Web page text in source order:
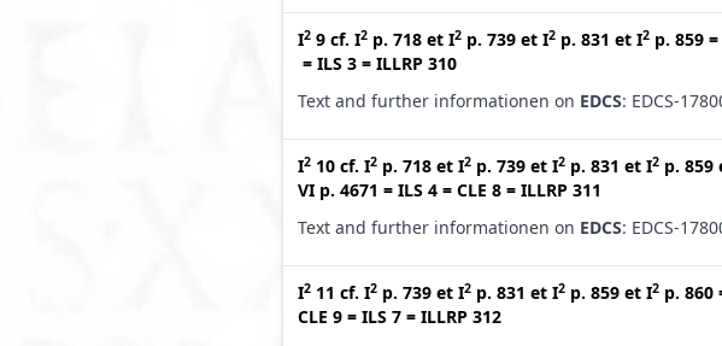
I2 9 cf. I2 p. 718 et I2 p. 739 et I2 p. 831 et I2 p. 859 =
= ILS 3 = ILLRP 310
Text and further informationen on EDCS: EDCS-
I2 10 cf. I2 p. 718 et I2 p. 739 et I2 p. 831 et I2 p. 859
VI p. 4671 = ILS 4 = CLE 8 = ILLRP 311
Text and further informationen on EDCS: EDCS-
I2 11 cf. I2 p. 739 et I2 p. 831 et I2 p. 859 et I2 p. 860
CLE 9 = ILS 7 = ILLRP 312